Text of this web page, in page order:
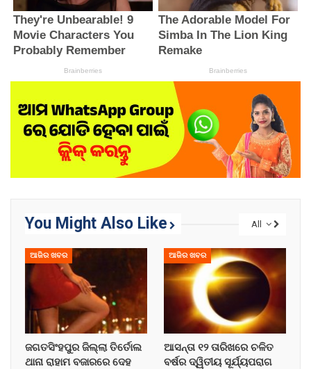
All
You Might Also Like
ଆଜିର ଖବର
ଜଗତସିଂହପୁର ଜିଲ୍ଲା ତିର୍ତୋଲ
ଥାନା ରାହାମ ବଜାରରେ ଦେହ
ଆଜିର ଖବର
ଆସନ୍ତା ୧୨ ତାରିଖରେ ଚଳିତ
ବର୍ଷର ଦ୍ୱିତୀୟ ସୂର୍ଯ୍ୟପରାଗ